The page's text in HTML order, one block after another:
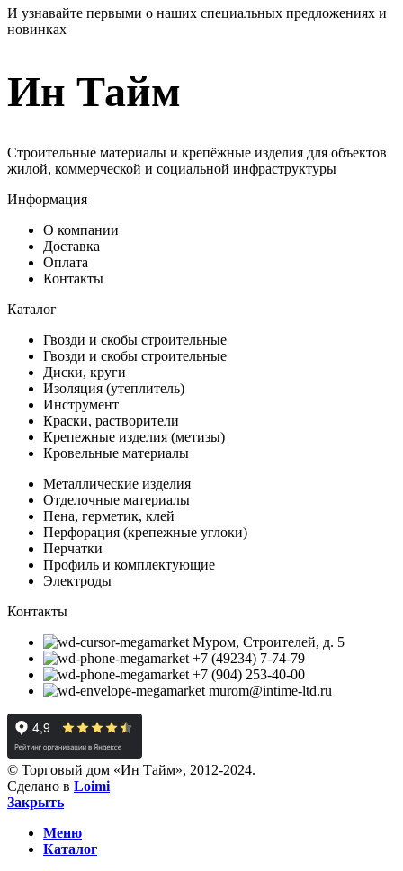
И узнавайте первыми о наших специальных предложениях и
новинках
Ин Тайм
Строительные материалы и крепёжные изделия для объектов
жилой, коммерческой и социальной инфраструктуры
Информация
О компании
Доставка
Оплата
Контакты
Каталог
Гвозди и скобы строительные
Гвозди и скобы строительные
Диски, круги
Изоляция (утеплитель)
Инструмент
Краски, растворители
Крепежные изделия (метизы)
Кровельные материалы
Металлические изделия
Отделочные материалы
Пена, герметик, клей
Перфорация (крепежные углоки)
Перчатки
Профиль и комплектующие
Электроды
Контакты
Муром, Строителей, д. 5
+7 (49234) 7-74-79
+7 (904) 253-40-00
murom@intime-ltd.ru
© Торговый дом «Ин Тайм», 2012-2024.
Сделано в Loimi
Закрыть
Меню
Каталог